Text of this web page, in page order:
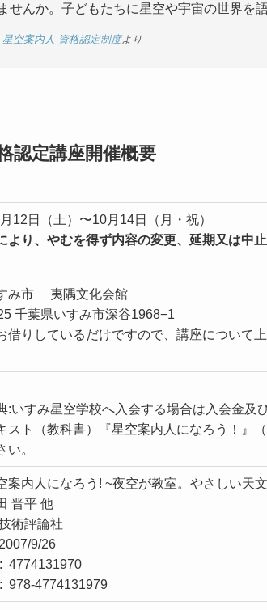
せんか。子どもたちに星空や宇宙の世界を
空案内人 資格認定制度より
認定講座開催概要
12日（土）〜10月14日（月・祝）
より、やむを得ず内容の変更、延期又は中
み市 夷隅文化会館
千葉県いすみ市深谷1968−1
借りしているだけですので、講座について
:いすみ星空学校へ入会する場合は入会金及
スト（教科書）『星空案内人になろう！』
い。
案内人になろう! ~夜空が教室。やさしい天
晋平 他
社 ‏ : ‎ 技術評論社
日 ‏ : ‎ 2007/9/26
ISBN-10 ‏ : ‎ 4774131970
ISBN-13 ‏ : ‎ 978-4774131979